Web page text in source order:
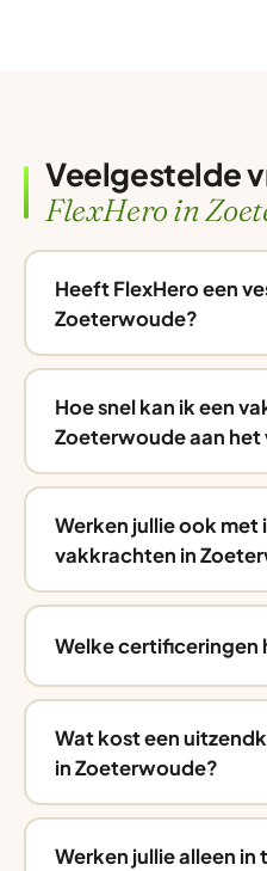
Veelgestelde
FlexHero in
Heeft FlexHero een
Zoeterwoude?
Hoe snel kan ik een
Zoeterwoude aan het
Werken jullie ook
vakkrachten in
Welke certificeringen
Wat kost een
in Zoeterwoude?
Werken jullie alleen